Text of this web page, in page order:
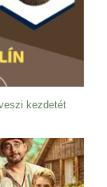
kezdetét